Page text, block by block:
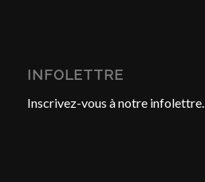
INFOLETTRE
Inscrivez-vous à notre infolettre.